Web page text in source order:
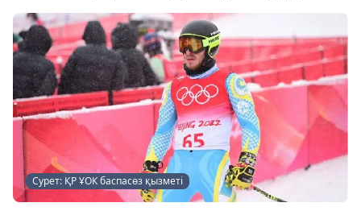
Сурет: ҚР ҰОК баспасөз қызметі